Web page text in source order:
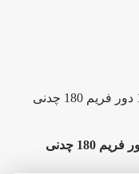
الکتروموتور سه فاز 18/5 کیلووات 1500 دور فریم 180 چدنی